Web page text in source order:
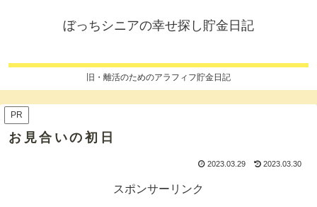
ぼっちシニアの幸せ探し貯金日記
旧・離活のためのアラフィフ貯金日記
PR
お見合いの初日
2023.03.29 2023.03.30
スポンサーリンク